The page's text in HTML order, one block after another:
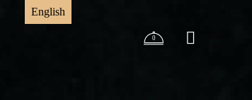
English
0